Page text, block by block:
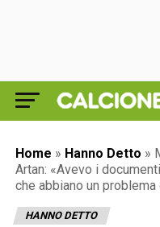
Home » Hanno Detto »
Artan: «Avevo i
che abbiano un
HANNO DETTO